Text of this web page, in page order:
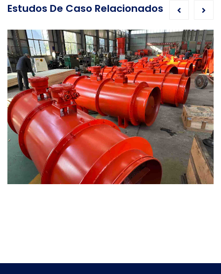
Estudos De Caso Relacionados
MINERAÇÃO DE CARVÃO | MINERAÇÃO METÁLICA & NÃO METÁLICA | TÚNEIS E OBRAS SUBTERRÂNEAS
Caso: Entrega Em Massa De Ventiladores Série FBCD